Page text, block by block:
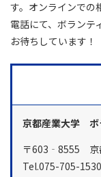
す。オンラインでの
電話にて、ボランテ
お待ちしています！
京都産業大学 ボ
〒603‐8555 京
Tel.075-705-1530